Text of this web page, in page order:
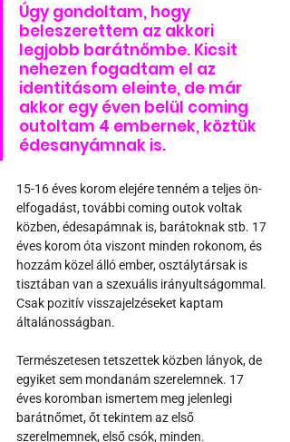
Úgy gondoltam, hogy
beleszerettem az akkori
legjobb barátnőmbe. Kicsit
nehezen fogadtam el az
identitásom eleinte, de már
akkor egy éven belül coming
outoltam 4 embernek, köztük
édesanyámnak is.
15-16 éves korom elejére tenném a teljes ön-
elfogadást, további coming outok voltak
közben, édesapámnak is, barátoknak stb. 17
éves korom óta viszont minden rokonom, és
hozzám közel álló ember, osztálytársak is
tisztában van a szexuális irányultságommal.
Csak pozitív visszajelzéseket kaptam
általánosságban.
Természetesen tetszettek közben lányok, de
egyiket sem mondanám szerelemnek. 17
éves koromban ismertem meg jelenlegi
barátnőmet, őt tekintem az első
szerelmemnek, első csók, minden.